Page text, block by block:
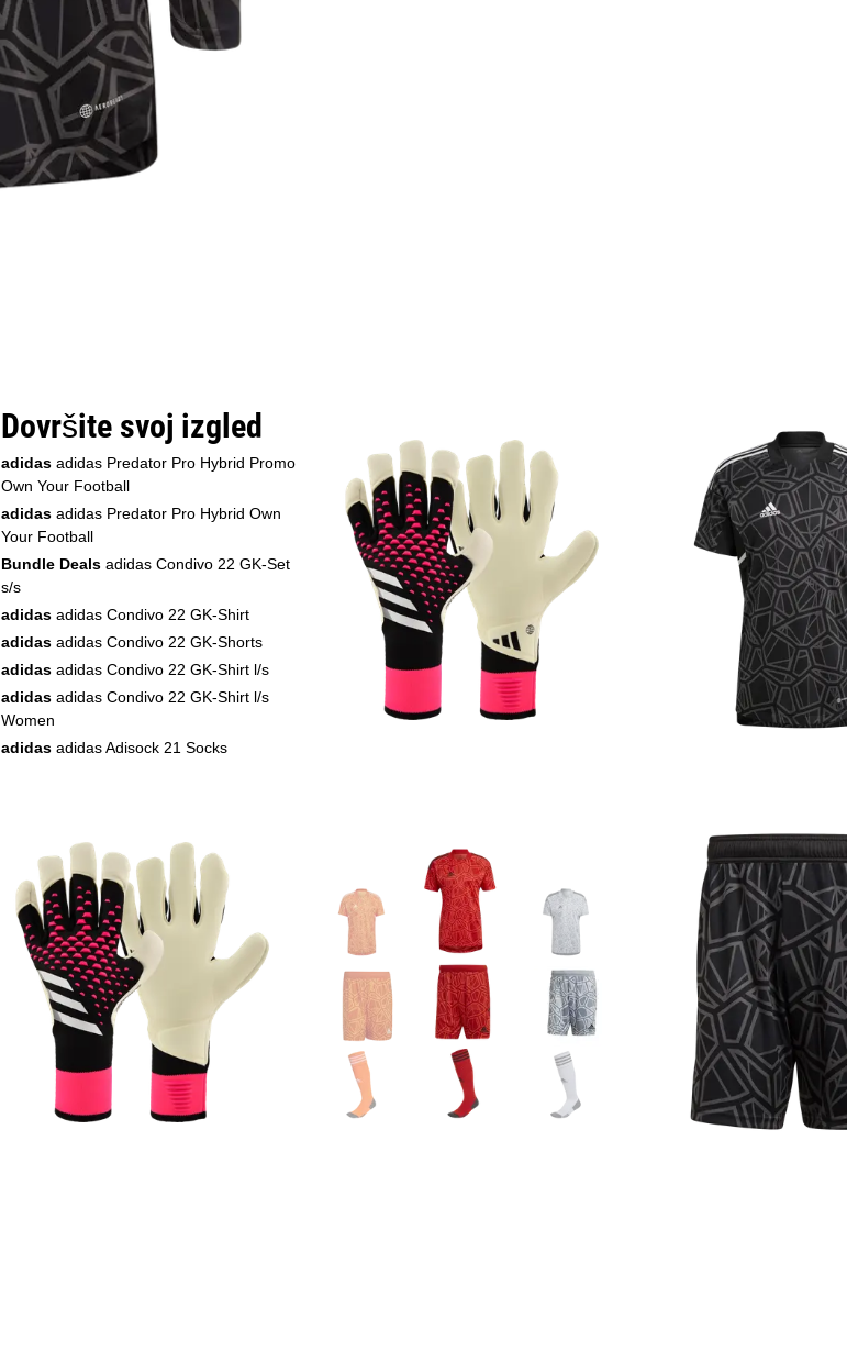
Dovršite svoj izgled
adidas adidas Predator Pro Hybrid Promo
Own Your Football
adidas adidas Predator Pro Hybrid Own
Your Football
Bundle Deals adidas Condivo 22 GK-Set
s/s
adidas adidas Condivo 22 GK-Shirt
adidas adidas Condivo 22 GK-Shorts
adidas adidas Condivo 22 GK-Shirt l/s
adidas adidas Condivo 22 GK-Shirt l/s
Women
adidas adidas Adisock 21 Socks